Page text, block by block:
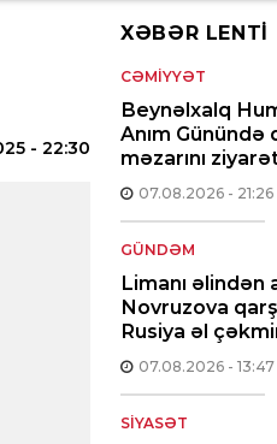
- 22:30
XƏBƏR LENTI
CƏMIYYƏT
Beynəlxalq
Anım Günündə
məzarını
07.08.2026 - 21:26
GÜNDƏM
Limanı əlindən
Novruzova
Rusiya əl
07.08.2026 - 13:47
SIYASƏT